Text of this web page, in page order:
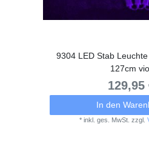
9304 LED Stab
127cm
129,95
In den
*inkl. ges. MwSt. zzgl.